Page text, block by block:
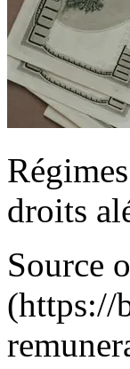
droits
Source
(https://